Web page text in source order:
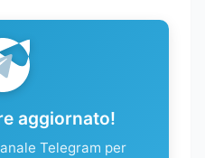
aggiornato!
Telegram per